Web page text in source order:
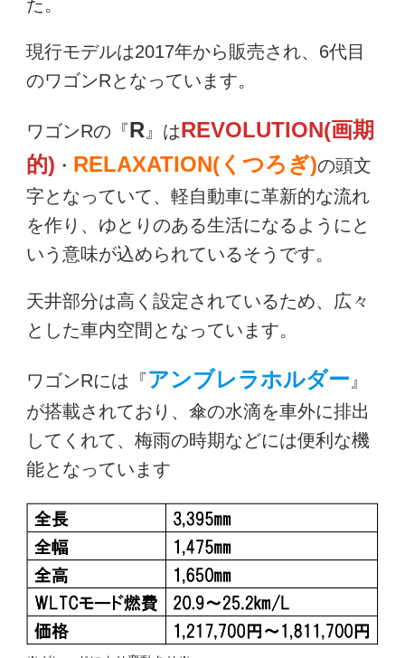
た。
現行モデルは2017年から販売され、6代目
のワゴンRとなっています。
ワゴンRの『R』はREVOLUTION(画期
的) ・ RELAXATION(くつろぎ)の頭文
字となっていて、軽自動車に革新的な流れ
を作り、ゆとりのある生活になるようにと
いう意味が込められているそうです。
天井部分は高く設定されているため、広々
とした車内空間となっています。
ワゴンRには『アンブレラホルダー』
が搭載されており、傘の水滴を車外に排出
してくれて、梅雨の時期などには便利な機
能となっています